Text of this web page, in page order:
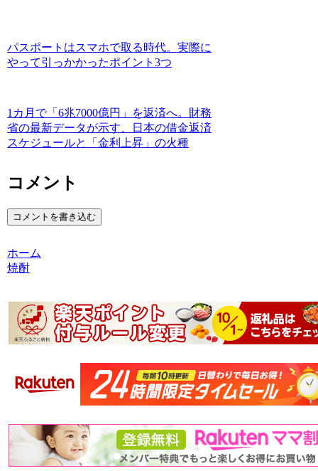
パスポートはスマホで取る時代。実際に
やって引っかかったポイント3つ
1カ月で「6兆7000億円」を返済へ。財務
省の最新データが示す、日本の借金返済
スケジュールと「金利上昇」の火種
コメント
コメントを書き込む
ホーム
焼酎